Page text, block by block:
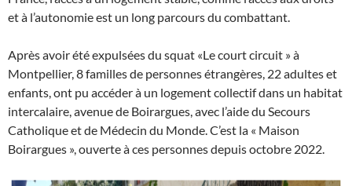
et à l’autonomie est un long parcours du combattant.
Après avoir été expulsées du squat «Le court circuit » à
Montpellier, 8 familles de personnes étrangères, 22 adultes et
enfants, ont pu accéder à un logement collectif dans un habitat
intercalaire, avenue de Boirargues, avec l’aide du Secours
Catholique et de Médecin du Monde. C’est la « Maison
Boirargues », ouverte à ces personnes depuis octobre 2022.